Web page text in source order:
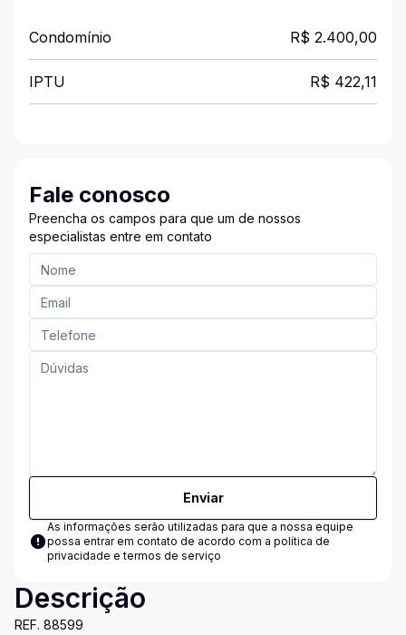
Condomínio R$ 2.400,00
IPTU R$ 422,11
Fale conosco
Preencha os campos para que um de nossos
especialistas entre em contato
Enviar
As informações serão utilizadas para que a nossa equipe
possa entrar em contato de acordo com a política de
privacidade e termos de serviço
Descrição
REF. 88599